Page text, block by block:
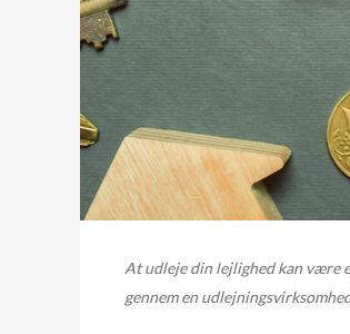
At udleje din lejlighed kan være
gennem en